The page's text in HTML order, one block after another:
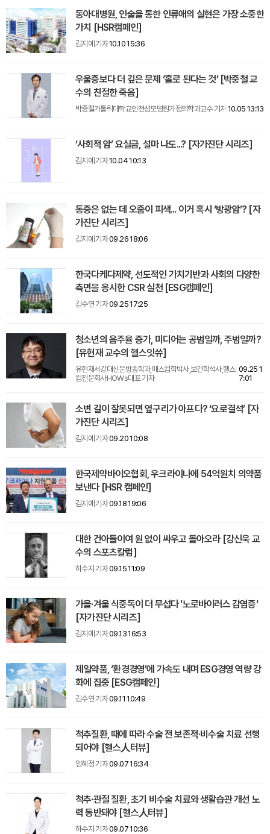
동아대병원, 인술을 통한 인류애의 실현은 가장 소중한
가치 [HSR캠페인]
김지예 기자10.10 15:36
우울증보다 더 깊은 문제 ‘홀로 된다는 것’ [박중철 교
수의 친절한 죽음]
박중철가톨릭대학교인천성모병원가정의학과교수 기자10.05 13:13
‘사회적 암’ 요실금, 설마 나도...? [자가진단 시리즈]
김지예 기자10.04 10:13
통증은 없는 데 오줌이 피색... 이거 혹시 ‘방광암’? [자
가진단 시리즈]
김지예 기자09.26 18:06
한국다케다제약, 선도적인 가치기반과 사회의 다양한
측면을 응시한 CSR 실천 [ESG캠페인]
김수연 기자09.25 17:25
청소년의 음주율 증가, 미디어는 공범일까, 주범일까?
[유현재 교수의 헬스잇쓔]
유현재서강대신문방송학과,매스컴학박사,보건학석사,헬스
컴전문회사HOWs대표 기자
09.25 1
7:01
소변 길이 잘못되면 옆구리가 아프다? ‘요로결석’ [자
가진단 시리즈]
김지예 기자09.20 10:08
한국제약바이오협회, 우크라이나에 54억원치 의약품
보낸다 [HSR 캠페인]
김지예 기자09.18 19:06
대한 건아들이여 원 없이 싸우고 돌아오라 [강신욱 교
수의 스포츠칼럼]
하수지 기자09.15 11:09
가을·겨울 식중독이 더 무섭다 ‘노로바이러스 감염증‘
[자가진단 시리즈]
김지예 기자09.13 16:53
제일약품, ‘환경경영’에 가속도 내며 ESG경영 역량 강
화에 집중 [ESG캠페인]
김수연 기자09.11 10:49
척추질환, 때에 따라 수술 전 보존적·비수술 치료 선행
되어야 [헬스人터뷰]
임혜정 기자09.07 16:34
척추·관절 질환, 초기 비수술 치료와 생활습관 개선 노
력 동반돼야 [헬스人터뷰]
하수지 기자09.07 10:36